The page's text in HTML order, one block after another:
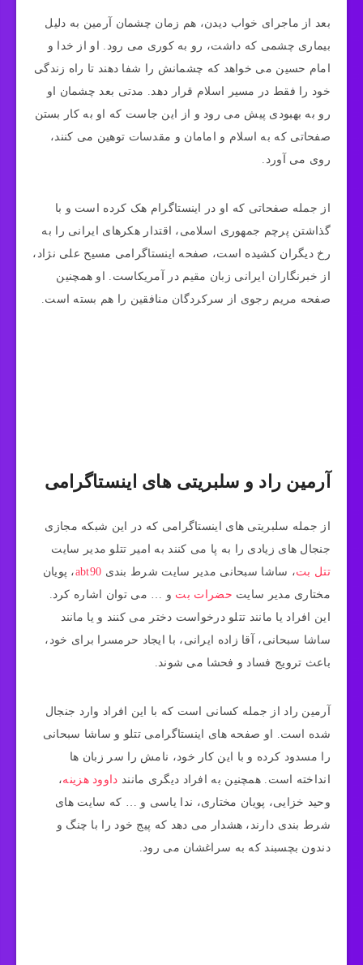
بعد از ماجرای خواب دیدن، هم زمان چشمان آرمین به دلیل
بیماری چشمی که داشت، رو به کوری می رود. او از خدا و
امام حسین می خواهد که چشمانش را شفا دهند تا راه زندگی
خود را فقط در مسیر اسلام قرار دهد. مدتی بعد چشمان او
رو به بهبودی پیش می رود و از این جاست که او به کار بستن
صفحاتی که به اسلام و امامان و مقدسات توهین می کنند،
روی می آورد.
از جمله صفحاتی که او در اینستاگرام هک کرده است و با
گذاشتن پرچم جمهوری اسلامی، اقتدار هکرهای ایرانی را به
رخ دیگران کشیده است، صفحه اینستاگرامی مسیح علی نژاد،
از خبرنگاران ایرانی زبان مقیم در آمریکاست. او همچنین
صفحه مریم رجوی از سرکردگان منافقین را هم بسته است.
آرمین راد و سلبریتی های اینستاگرامی
از جمله سلبریتی های اینستاگرامی که در این شبکه مجازی
جنجال های زیادی را به پا می کنند به امیر تتلو مدیر سایت
تتل بت، ساشا سبحانی مدیر سایت شرط بندی abt90، پویان
مختاری مدیر سایت حضرات بت و … می توان اشاره کرد.
این افراد یا مانند تتلو درخواست دختر می کنند و یا مانند
ساشا سبحانی، آقا زاده ایرانی، با ایجاد حرمسرا برای خود،
باعث ترویج فساد و فحشا می شوند.
آرمین راد از جمله کسانی است که با این افراد وارد جنجال
شده است. او صفحه های اینستاگرامی تتلو و ساشا سبحانی
را مسدود کرده و با این کار خود، نامش را سر زبان ها
انداخته است. همچنین به افراد دیگری مانند داوود هزینه،
وحید خزایی، پویان مختاری، ندا یاسی و … که سایت های
شرط بندی دارند، هشدار می دهد که پیج خود را با چنگ و
دندون بچسبند که به سراغشان می رود.